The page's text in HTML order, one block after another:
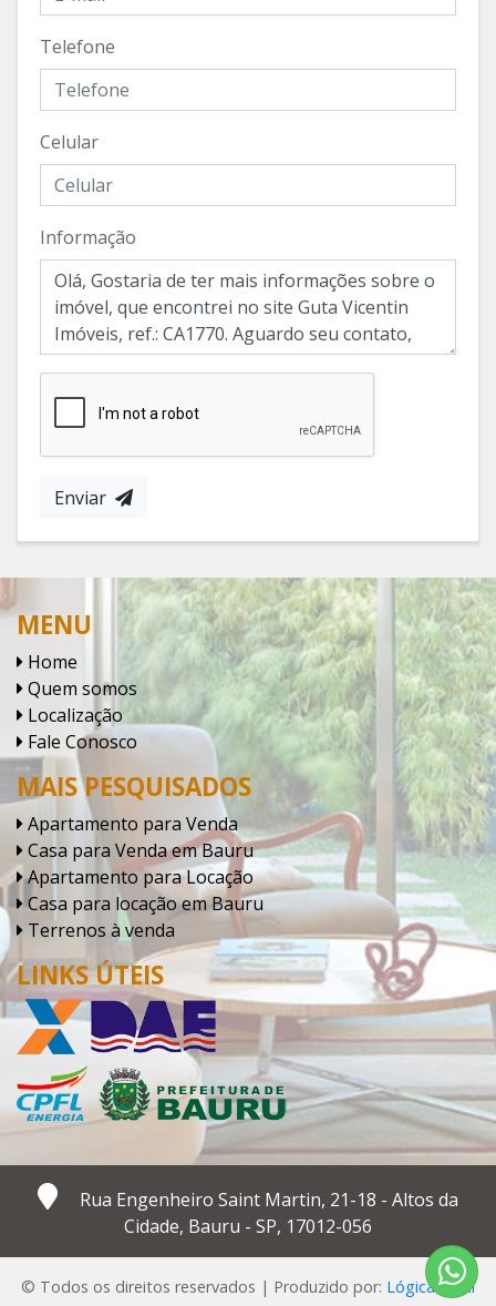
Telefone
Celular
Informação
Enviar
MENU
Home
Quem somos
Localização
Fale Conosco
MAIS PESQUISADOS
Apartamento para Venda
Casa para Venda em Bauru
Apartamento para Locação
Casa para locação em Bauru
Terrenos à venda
LINKS ÚTEIS
Rua Engenheiro Saint Martin, 21-18 - Altos da
Cidade, Bauru - SP, 17012-056
© Todos os direitos reservados | Produzido por: Lógica Ideal